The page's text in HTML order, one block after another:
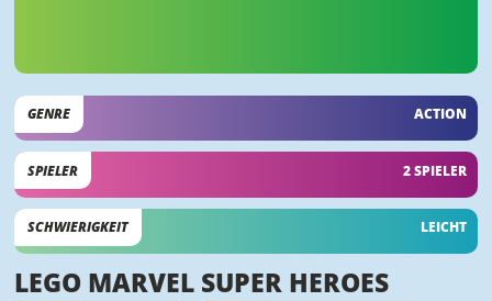
GENRE ACTION
SPIELER 2 SPIELER
SCHWIERIGKEIT LEICHT
LEGO MARVEL SUPER HEROES